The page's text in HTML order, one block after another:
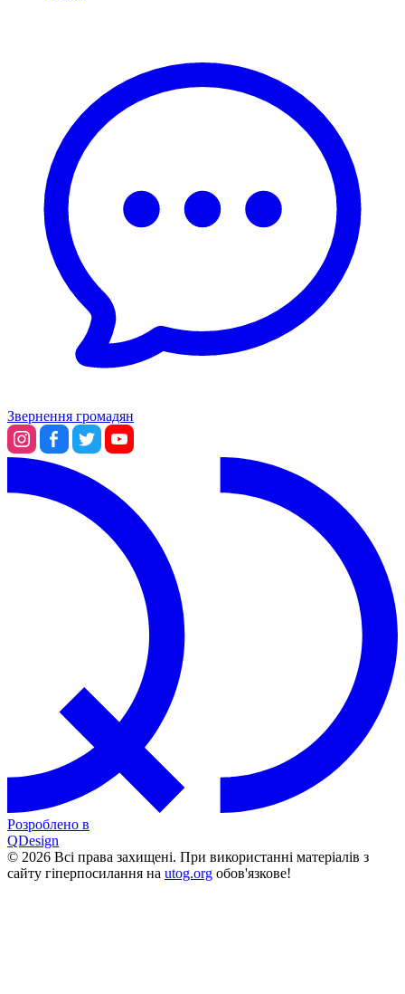
Звернення громадян
Розроблено в
QDesign
© 2026 Всі права захищені. При використанні матеріалів з
сайту гіперпосилання на utog.org обов'язкове!